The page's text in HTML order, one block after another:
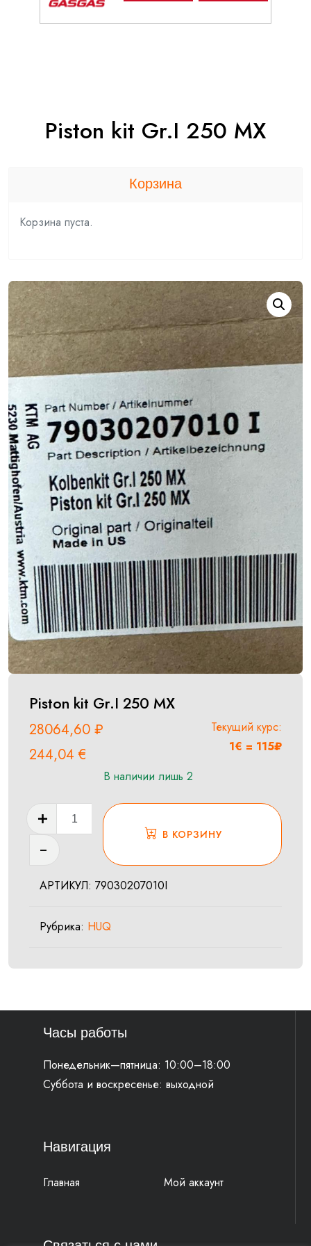
Piston kit Gr.I 250 MX
Piston kit Gr.I 250 MX
28064,60 ₽
244,04€
Текущий курс:
1€ = 115₽
В наличии лишь 2
Количество
товара
Piston
Gr.I
MX
В КОРЗИНУ
АРТИКУЛ: 79030207010I
Рубрика: HUQ
Корзина
Корзина пуста.
Часы работы
Понедельник—пятница: 10:00–18:00
Суббота и воскресенье: выходной
Навигация
Главная Мой аккаунт